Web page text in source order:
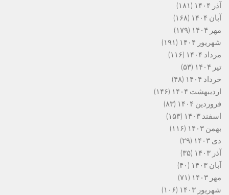
آذر ۱۴۰۴
(۱۸۱)
آبان ۱۴۰۴
(۱۶۸)
مهر ۱۴۰۴
(۱۷۹)
شهریور ۱۴۰۴
(۱۹۱)
مرداد ۱۴۰۴
(۱۱۶)
تیر ۱۴۰۴
(۵۳)
خرداد ۱۴۰۴
(۴۸)
اردیبهشت ۱۴۰۴
(۱۴۶)
فروردین ۱۴۰۴
(۸۳)
اسفند ۱۴۰۳
(۱۵۳)
بهمن ۱۴۰۳
(۱۱۶)
دی ۱۴۰۳
(۲۹)
آذر ۱۴۰۳
(۳۵)
آبان ۱۴۰۳
(۴۰)
مهر ۱۴۰۳
(۷۱)
شهریور ۱۴۰۳
(۱۰۶)